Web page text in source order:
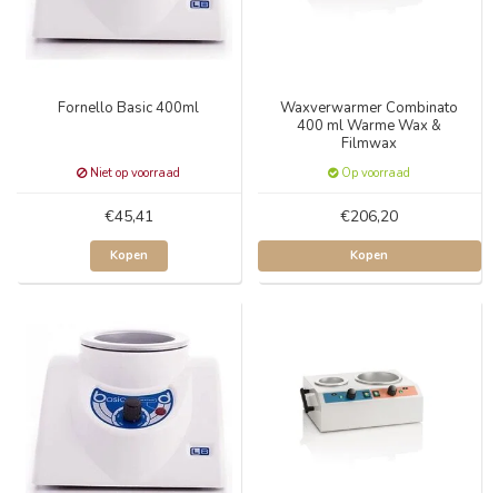
Fornello Basic 400ml
Niet op voorraad
€45,41
Kopen
Waxverwarmer Combinato
400 ml Warme Wax &
Filmwax
Op voorraad
€206,20
Kopen